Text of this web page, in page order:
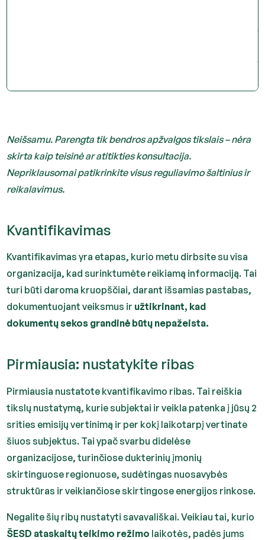
Neišsamu. Parengta tik bendros apžvalgos tikslais – nėra
skirta kaip teisinė ar atitikties konsultacija.
Nepriklausomai patikrinkite visus reguliavimo šaltinius ir
reikalavimus.
Kvantifikavimas
Kvantifikavimas yra etapas, kurio metu dirbsite su visa
organizacija, kad surinktumėte reikiamą informaciją. Tai
turi būti daroma kruopščiai, darant išsamias pastabas,
dokumentuojant veiksmus ir užtikrinant, kad
dokumentų sekos grandinė būtų nepažeista.
Pirmiausia: nustatykite ribas
Pirmiausia nustatote kvantifikavimo ribas. Tai reiškia
tikslų nustatymą, kurie subjektai ir veikla patenka į jūsų 2
srities emisijų vertinimą ir per kokį laikotarpį vertinate
šiuos subjektus. Tai ypač svarbu didelėse
organizacijose, turinčiose dukterinių įmonių
skirtinguose regionuose, sudėtingas nuosavybės
struktūras ir veikiančiose skirtingose energijos rinkose.
Negalite šių ribų nustatyti savavališkai. Veikiau tai, kurio
ŠESD ataskaitų teikimo režimo laikotės, padės jums